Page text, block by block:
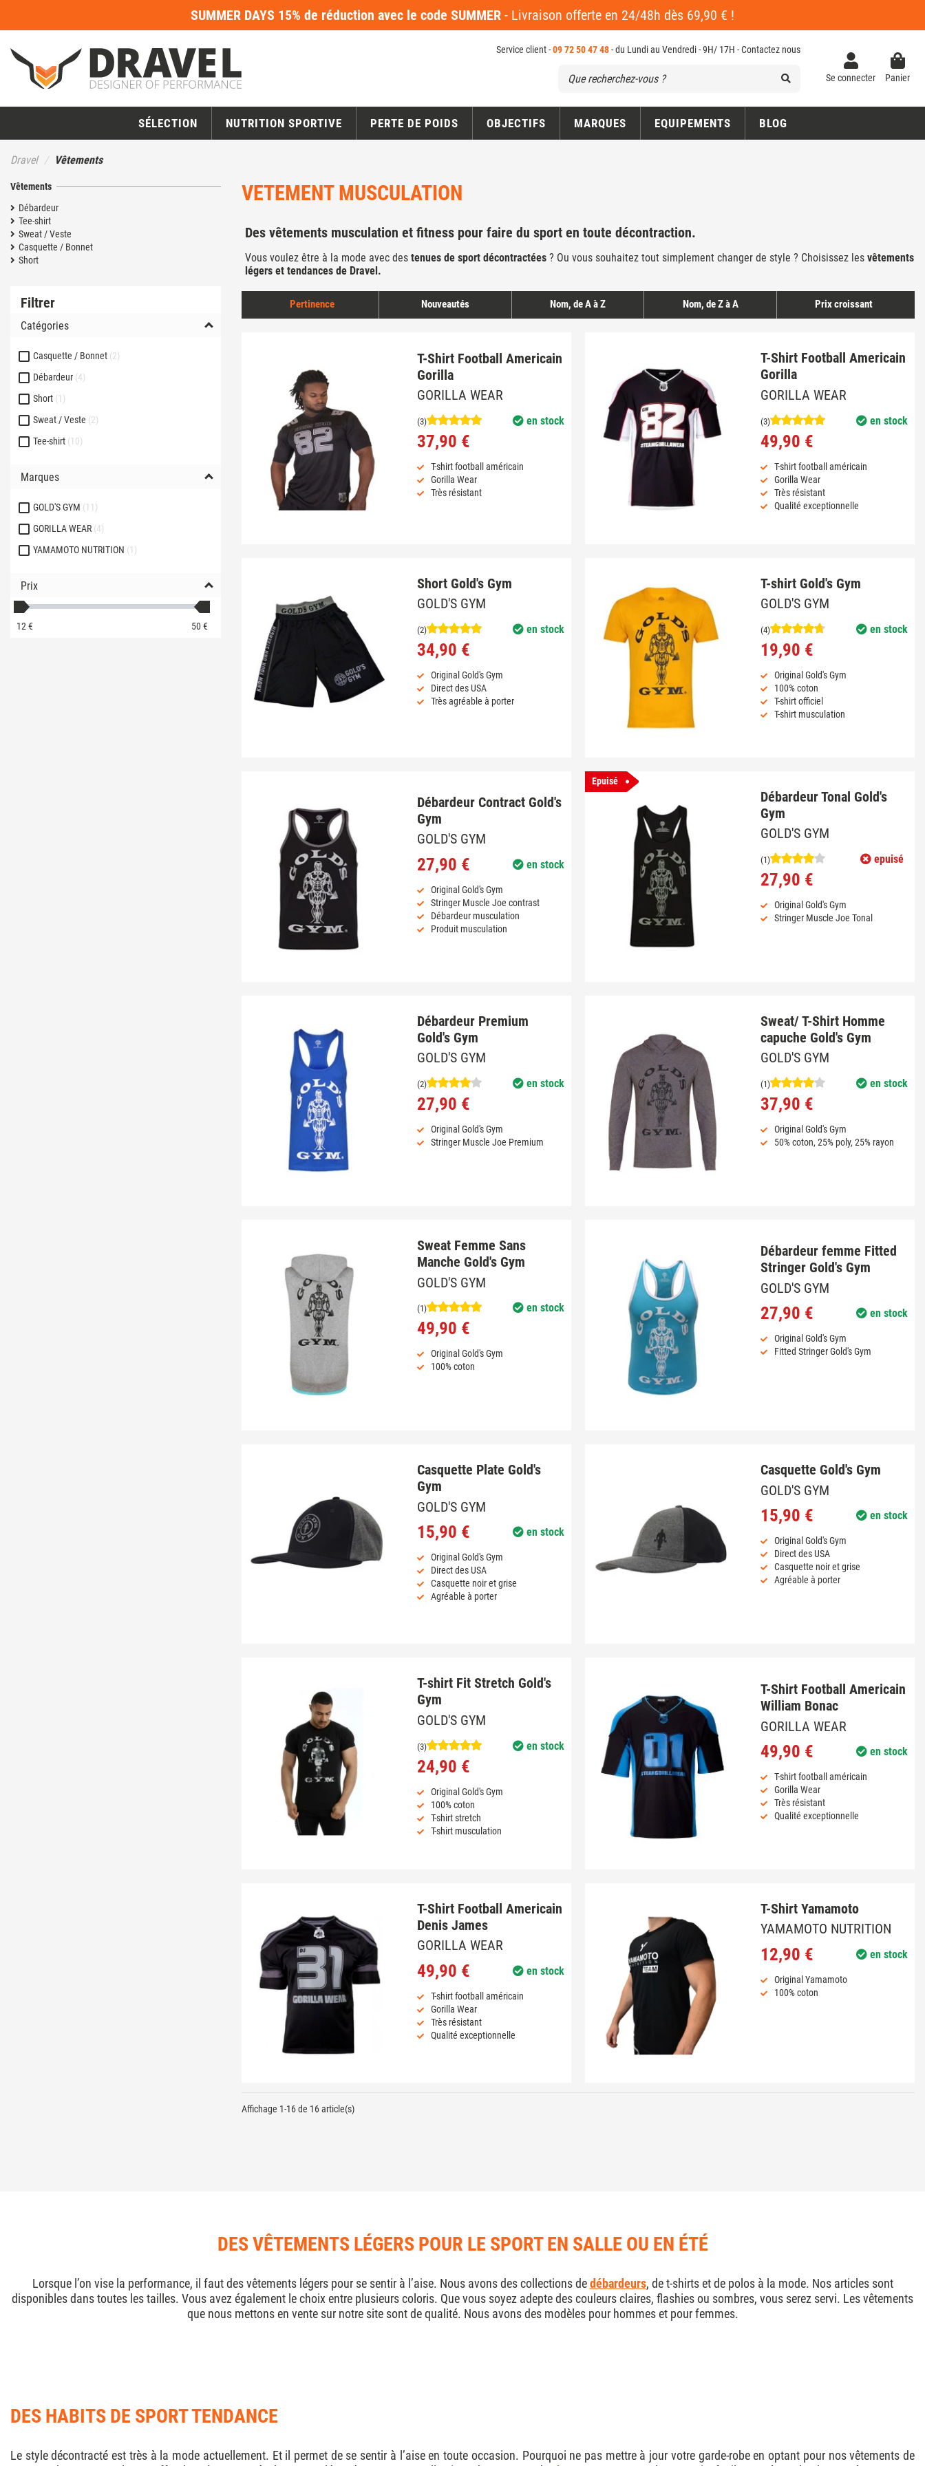
SUMMER DAYS 15% de réduction avec le code SUMMER - Livraison offerte en 24/48h dès 69,90 € !
Service client -09 72 50 47 48- du Lundi au Vendredi - 9H/ 17H -Contactez nous
Se connecter Panier
SÉLECTION NUTRITION SPORTIVE PERTE DE POIDS OBJECTIFS MARQUES EQUIPEMENTS BLOG
Dravel Vêtements
VETEMENT MUSCULATION
Des vêtements musculation et fitness pour faire du sport en toute décontraction.
Vous voulez être à la mode avec des tenues de sport décontractées ? Ou vous souhaitez tout simplement changer de style ? Choisissez les vêtements
légers et tendances de Dravel.
Pertinence Nouveautés Nom, de A à Z Nom, de Z à A Prix croissant
T-Shirt Football Americain
Gorilla
GORILLA WEAR
en stock
(3)
37,90 €
T-shirt football américain
Gorilla Wear
Très résistant
T-Shirt Football Americain
Gorilla
GORILLA WEAR
en stock
(3)
49,90 €
T-shirt football américain
Gorilla Wear
Très résistant
Qualité exceptionnelle
Short Gold's Gym
GOLD'S GYM
en stock
(2)
34,90 €
Original Gold's Gym
Direct des USA
Très agréable à porter
T-shirt Gold's Gym
GOLD'S GYM
en stock
(4)
19,90 €
Original Gold's Gym
100% coton
T-shirt officiel
T-shirt musculation
Débardeur Contract Gold's
Gym
GOLD'S GYM
en stock
27,90 €
Original Gold's Gym
Stringer Muscle Joe contrast
Débardeur musculation
Produit musculation
Epuisé
Débardeur Tonal Gold's
Gym
GOLD'S GYM
epuisé
(1)
27,90 €
Original Gold's Gym
Stringer Muscle Joe Tonal
Débardeur Premium
Gold's Gym
GOLD'S GYM
en stock
(2)
27,90 €
Original Gold's Gym
Stringer Muscle Joe Premium
Sweat/ T-Shirt Homme
capuche Gold's Gym
GOLD'S GYM
en stock
(1)
37,90 €
Original Gold's Gym
50% coton, 25% poly, 25% rayon
Sweat Femme Sans
Manche Gold's Gym
GOLD'S GYM
en stock
(1)
49,90 €
Original Gold's Gym
100% coton
Débardeur femme Fitted
Stringer Gold's Gym
GOLD'S GYM
en stock
27,90 €
Original Gold's Gym
Fitted Stringer Gold's Gym
Casquette Plate Gold's
Gym
GOLD'S GYM
en stock
15,90 €
Original Gold's Gym
Direct des USA
Casquette noir et grise
Agréable à porter
Casquette Gold's Gym
GOLD'S GYM
en stock
15,90 €
Original Gold's Gym
Direct des USA
Casquette noir et grise
Agréable à porter
T-shirt Fit Stretch Gold's
Gym
GOLD'S GYM
en stock
(3)
24,90 €
Original Gold's Gym
100% coton
T-shirt stretch
T-shirt musculation
T-Shirt Football Americain
William Bonac
GORILLA WEAR
en stock
49,90 €
T-shirt football américain
Gorilla Wear
Très résistant
Qualité exceptionnelle
T-Shirt Football Americain
Denis James
GORILLA WEAR
en stock
49,90 €
T-shirt football américain
Gorilla Wear
Très résistant
Qualité exceptionnelle
T-Shirt Yamamoto
YAMAMOTO NUTRITION
en stock
12,90 €
Original Yamamoto
100% coton
Affichage 1-16 de 16 article(s)
Vêtements
Débardeur
Tee-shirt
Sweat / Veste
Casquette / Bonnet
Short
Filtrer
Catégories
Casquette / Bonnet 2
Débardeur 4
Short 1
Sweat / Veste 2
Tee-shirt 10
Marques
GOLD'S GYM 11
GORILLA WEAR 4
YAMAMOTO NUTRITION 1
Prix
12 € 50€
DES VÊTEMENTS LÉGERS POUR LE SPORT EN SALLE OU EN ÉTÉ
Lorsque l’on vise la performance, il faut des vêtements légers pour se sentir à l’aise. Nous avons des collections dedébardeurs, de t-shirts et de polos à la mode. Nos articles sont
disponibles dans toutes les tailles. Vous avez également le choix entre plusieurs coloris. Que vous soyez adepte des couleurs claires, flashies ou sombres, vous serez servi. Les vêtements
que nous mettons en vente sur notre site sont de qualité. Nous avons des modèles pour hommes et pour femmes.
DES HABITS DE SPORT TENDANCE
Le style décontracté est très à la mode actuellement. Et il permet de se sentir à l’aise en toute occasion. Pourquoi ne pas mettre à jour votre garde-robe en optant pour nos vêtements de